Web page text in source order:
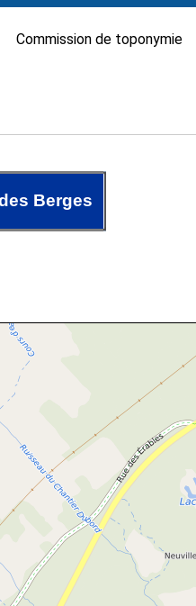
Commission de toponymie
Berges